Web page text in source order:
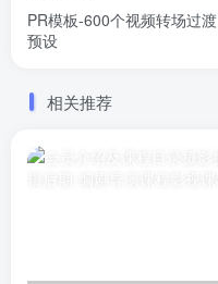
PR模板-600个视频转场过渡
预设
相关推荐